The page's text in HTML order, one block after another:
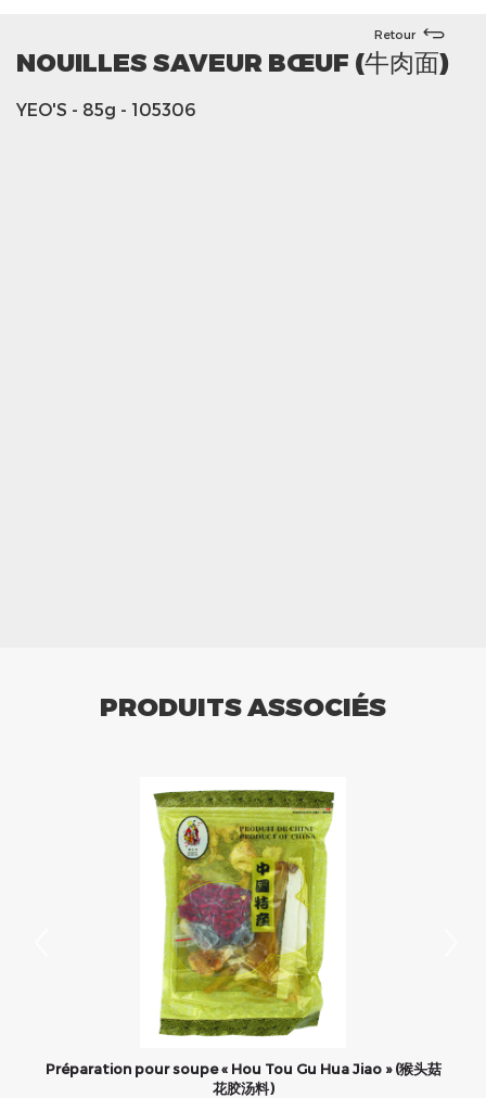
Retour
NOUILLES SAVEUR BŒUF (牛肉面)
YEO'S - 85g - 105306
PRODUITS ASSOCIÉS
Préparation pour soupe « Hou Tou Gu Hua Jiao » (猴头菇
花胶汤料)